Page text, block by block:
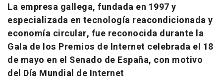
La empresa gallega, fundada en 1997 y
especializada en tecnología reacondicionada y
economía circular, fue reconocida durante la
Gala de los Premios de Internet celebrada el 18
de mayo en el Senado de España, con motivo
del Día Mundial de Internet